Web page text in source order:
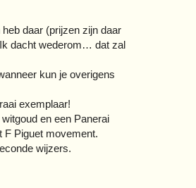
daar (prijzen zijn daar
dacht wederom… dat zal
kun je overigens
exemplaar!
en een Panerai
F Piguet movement.
wijzers.